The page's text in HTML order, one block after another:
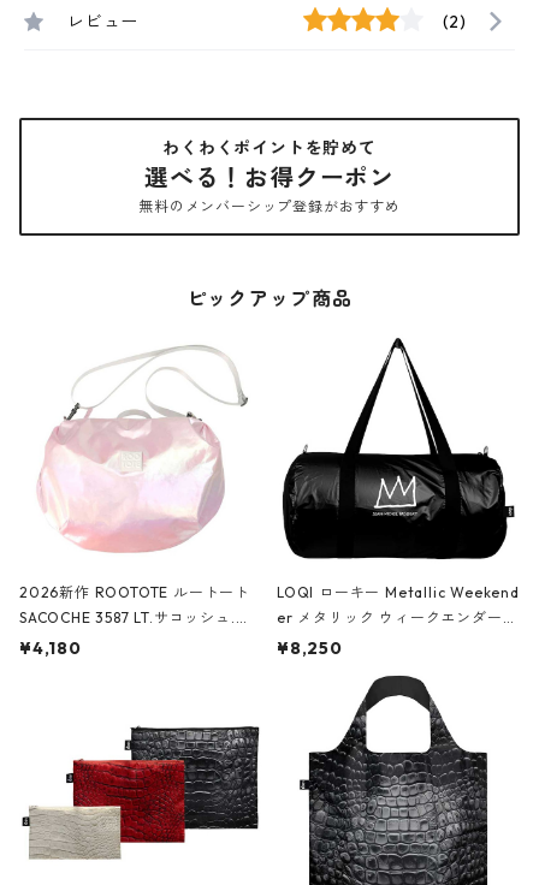
レビュー (2)
わくわくポイントを貯めて
選べる！お得クーポン
無料のメンバーシップ登録がおすすめ
ピックアップ商品
2026新作 ROOTOTE ルートート
SACOCHE 3587 LT.サコッシュ.ル
ミエ-B ショルダーバッグ グロスピ
¥4,180
LOQI ローキー Metallic Weekend
er メタリック ウィークエンダー
ボストンバッグ ショルダーバッグ
Black ジャン=ミッシェル・バスキ
ア/クラウン ブラック
¥8,250